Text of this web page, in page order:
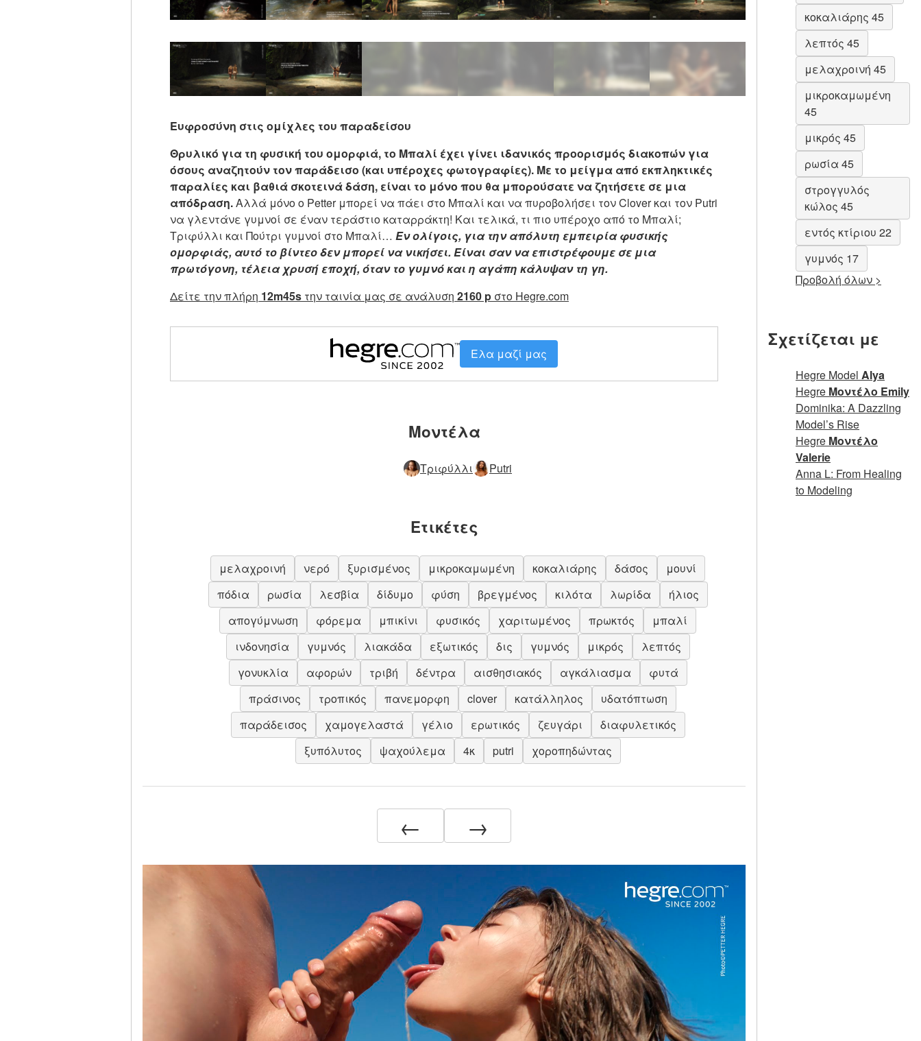
Ευφροσύνη στις ομίχλες του παραδείσου
Θρυλικό για τη φυσική του ομορφιά, το Μπαλί έχει γίνει ιδανικός προορισμός διακοπών για
όσους αναζητούν τον παράδεισο (και υπέροχες φωτογραφίες). Με το μείγμα από εκπληκτικές
παραλίες και βαθιά σκοτεινά δάση, είναι το μόνο που θα μπορούσατε να ζητήσετε σε μια
απόδραση.Αλλά μόνο ο Petter μπορεί να πάει στο Μπαλί και να πυροβολήσει τον Clover και τον Putri
να γλεντάνε γυμνοί σε έναν τεράστιο καταρράκτη! Και τελικά, τι πιο υπέροχο από το Μπαλί;
Τριφύλλι και Πούτρι γυμνοί στο Μπαλί… Εν ολίγοις, για την απόλυτη εμπειρία φυσικής
ομορφιάς, αυτό το βίντεο δεν μπορεί να νικήσει. Είναι σαν να επιστρέφουμε σε μια
πρωτόγονη, τέλεια χρυσή εποχή, όταν το γυμνό και η αγάπη κάλυψαν τη γη.
Δείτε την πλήρη 12m45s την ταινία μας σε ανάλυση 2160 p στο Hegre.com
Ελα μαζί μας
Μοντέλα
Τριφύλλι Putri
Ετικέτες
μελαχροινή νερό ξυρισμένος μικροκαμωμένη κοκαλιάρης δάσος
μουνί
πόδια
ρωσία λεσβία δίδυμο φύση βρεγμένος κιλότα λωρίδα
ήλιος
απογύμνωση
φόρεμα μπικίνι φυσικός χαριτωμένος πρωκτός
μπαλί
ινδονησία
γυμνός λιακάδα εξωτικός δις γυμνός μικρός
λεπτός
γονυκλία
αφορών τριβή δέντρα αισθησιακός αγκάλιασμα
φυτά
πράσινος
τροπικός πανεμορφη clover κατάλληλος
υδατόπτωση
παράδεισος
χαμογελαστά γέλιο ερωτικός ζευγάρι
διαφυλετικός
ξυπόλυτος
ψαχούλεμα 4κ putri χοροπηδώντας
← →
κοκαλιάρης 45
λεπτός 45
μελαχροινή 45
μικροκαμωμένη
45
μικρός 45
ρωσία 45
στρογγυλός
κώλος 45
εντός κτίριου 22
γυμνός 17
Προβολή όλων >
Σχετίζεται με
Hegre Model Alya
Hegre Μοντέλο Emily
Dominika: A Dazzling
Model’s Rise
Hegre Μοντέλο
Valerie
Anna L: From Healing
to Modeling